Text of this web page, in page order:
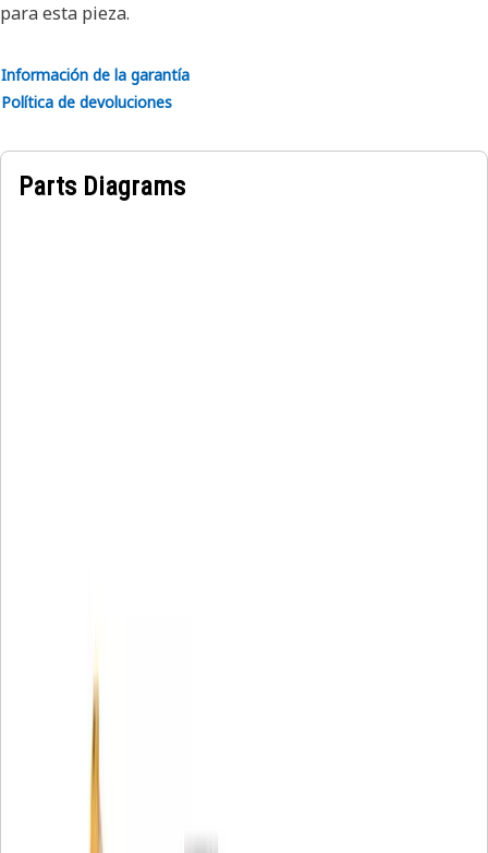
para esta pieza.
Información de la garantía
Política de devoluciones
Parts Diagrams